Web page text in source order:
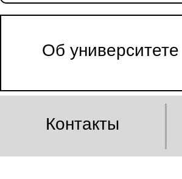
Об университете
Контакты